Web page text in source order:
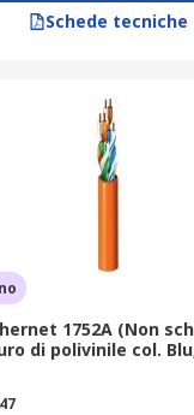
Schede tecniche
1752A (Non
di polivinile col.